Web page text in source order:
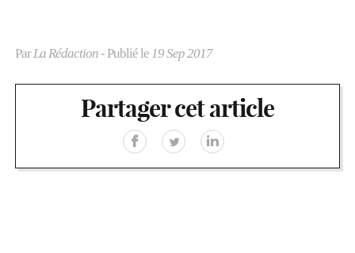
ParLa Rédaction- Publié le 19 Sep 2017
Partager cet article